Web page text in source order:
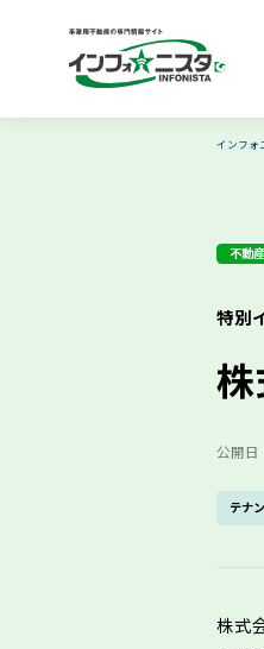
インフォ
不動
特別
株
公開
テナ
株式